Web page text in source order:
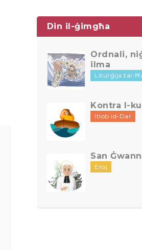
Din il-ġimgħa
Ordnali,
ilma
Liturġija tal-
Kontra l-
Itlob id-Dar
San
Eroj